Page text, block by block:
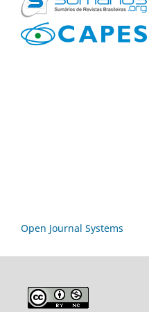
Open Journal Systems